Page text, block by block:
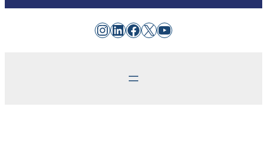
Instagram
LinkedIn
Facebook
X YouTube